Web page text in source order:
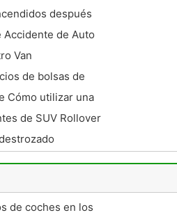
después
de Auto
Van
de bolsas de
Cómo utilizar una
de SUV Rollover
de coches en los